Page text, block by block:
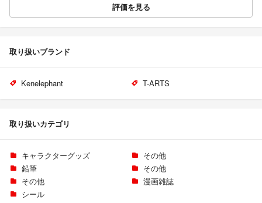
評価を見る
取り扱いブランド
Kenelephant T-ARTS
取り扱いカテゴリ
キャラクターグッズ
その他
鉛筆
その他
その他
漫画雑誌
シール